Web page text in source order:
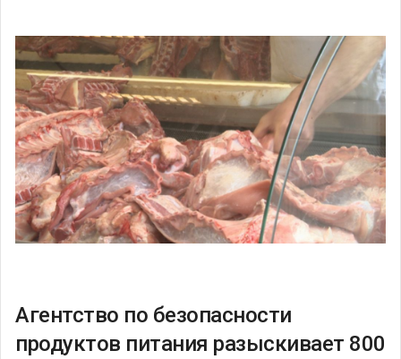
Агентство по безопасности
продуктов питания разыскивает 800